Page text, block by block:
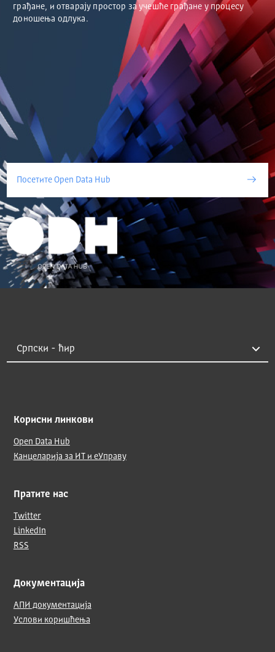
грађане, и отварају простор за учешће грађане у процесу
доношења одлука.
Посетите Open Data Hub
Корисни линкови
Open Data Hub
Канцеларија за ИТ и еУправу
Пратите нас
Twitter
LinkedIn
RSS
Документација
АПИ документација
Услови коришћења